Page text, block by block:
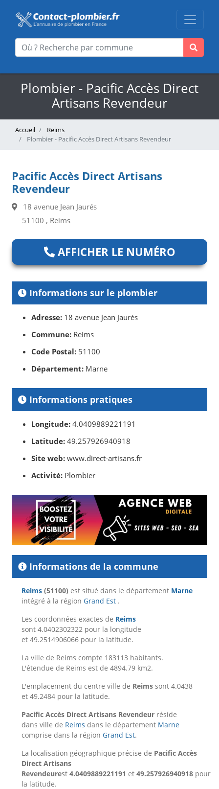
Plombier - Pacific Accès Direct
Artisans Revendeur
Accueil
Reims
Plombier - Pacific Accès Direct Artisans Revendeur
Pacific Accès Direct Artisans
Revendeur
18 avenue Jean Jaurés
51100 , Reims
AFFICHER LE NUMÉRO
Informations sur le plombier
Adresse: 18 avenue Jean Jaurés
Commune: Reims
Code Postal: 51100
Département: Marne
Informations pratiques
Longitude: 4.0409889221191
Latitude: 49.257926940918
Site web: www.direct-artisans.fr
Activité: Plombier
Informations de la commune
Reims (51100) est situé dans le département Marne
intégré à la région Grand Est .
Les coordonnées exactes de Reims
sont 4.0402302322 pour la longitude
et 49.2514906066 pour la latitude.
La ville de Reims compte 183113 habitants.
L'étendue de Reims est de 4894.79 km2.
L'emplacement du centre ville de Reims sont 4.0438
et 49.2484 pour la latitude.
Pacific Accès Direct Artisans Revendeur réside
dans ville de Reims dans le département Marne
comprise dans la région Grand Est.
La localisation géographique précise de Pacific Accès
Direct Artisans
Revendeurest 4.0409889221191 et 49.257926940918 pour
la latitude.